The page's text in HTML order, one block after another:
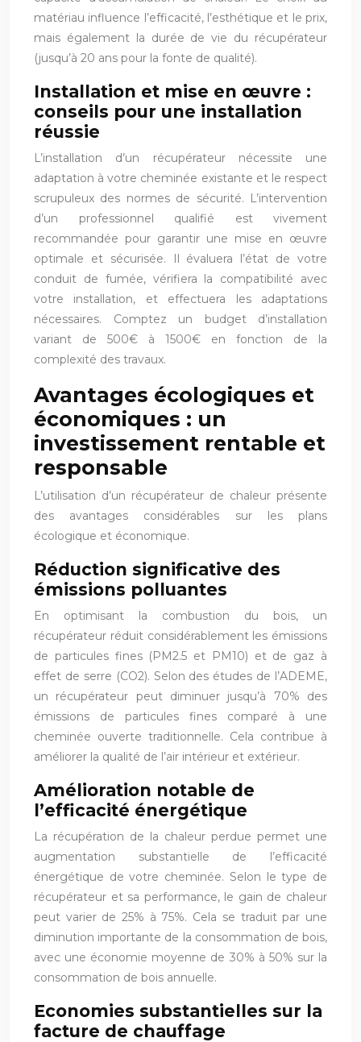
matériau influence l’efficacité, l’esthétique et le prix,
mais également la durée de vie du récupérateur
(jusqu’à 20 ans pour la fonte de qualité).
Installation et mise en œuvre :
conseils pour une installation
réussie
L’installation d’un récupérateur nécessite une
adaptation à votre cheminée existante et le respect
scrupuleux des normes de sécurité. L’intervention
d’un professionnel qualifié est vivement
recommandée pour garantir une mise en œuvre
optimale et sécurisée. Il évaluera l’état de votre
conduit de fumée, vérifiera la compatibilité avec
votre installation, et effectuera les adaptations
nécessaires. Comptez un budget d’installation
variant de 500€ à 1500€ en fonction de la
complexité des travaux.
Avantages écologiques et
économiques : un
investissement rentable et
responsable
L’utilisation d’un récupérateur de chaleur présente
des avantages considérables sur les plans
écologique et économique.
Réduction significative des
émissions polluantes
En optimisant la combustion du bois, un
récupérateur réduit considérablement les émissions
de particules fines (PM2.5 et PM10) et de gaz à
effet de serre (CO2). Selon des études de l’ADEME,
un récupérateur peut diminuer jusqu’à 70% des
émissions de particules fines comparé à une
cheminée ouverte traditionnelle. Cela contribue à
améliorer la qualité de l’air intérieur et extérieur.
Amélioration notable de
l’efficacité énergétique
La récupération de la chaleur perdue permet une
augmentation substantielle de l’efficacité
énergétique de votre cheminée. Selon le type de
récupérateur et sa performance, le gain de chaleur
peut varier de 25% à 75%. Cela se traduit par une
diminution importante de la consommation de bois,
avec une économie moyenne de 30% à 50% sur la
consommation de bois annuelle.
Economies substantielles sur la
facture de chauffage